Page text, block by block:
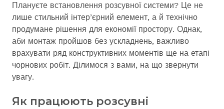
Плануєте встановлення розсувної системи? Це не
лише стильний інтер’єрний елемент, а й технічно
продумане рішення для економії простору. Однак,
аби монтаж пройшов без ускладнень, важливо
врахувати ряд конструктивних моментів ще на етапі
чорнових робіт. Ділимося з вами, на що звернути
увагу.
Як працюють розсувні